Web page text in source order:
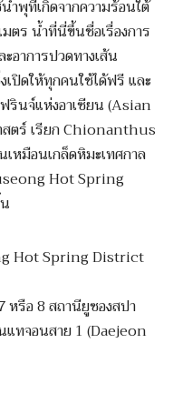
ำพุที่เกิดจากความร้อนใต้
ตร น้ำที่นี่ขึ้นชื่อเรื่องการ
อาการปวดทางเส้น
เปิดให้ทุกคนใช้ได้ฟรี และ
รินจ์แห่งอาเซียน (Asian
ตร์ เรียก Chionanthus
หมือนเกล็ดหิมะเทศกาล
Hot Spring
Hot Spring District
หรือ 8 สถานียูซองสปา
ทจอนสาย 1 (Daejeon